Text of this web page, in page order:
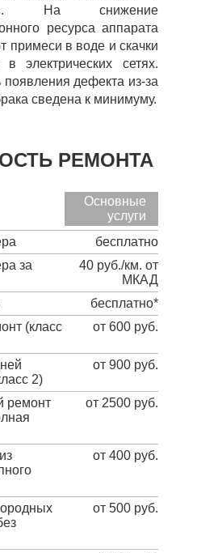
На снижение
ресурса аппарата
примеси в воде и скачки
электрических сетях.
появления дефекта из-за
сведена к минимуму.
РЕМОНТА
Основные
услуги
бесплатно
за
40 руб./км. от
МКАД
бесплатно*
(класс
от 600 руб.
2)
от 900 руб.
ремонт
от 2500 руб.
от 400 руб.
от 500 руб.